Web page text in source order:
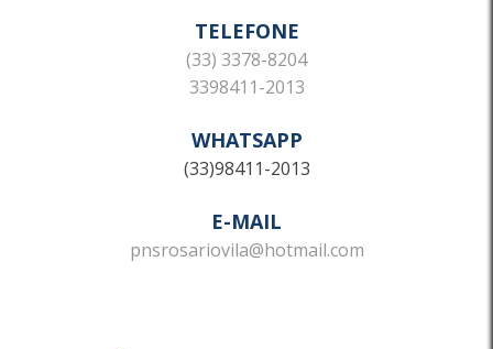
TELEFONE
(33) 3378-8204
3398411-2013
WHATSAPP
(33)98411-2013
E-MAIL
pnsrosariovila@hotmail.com